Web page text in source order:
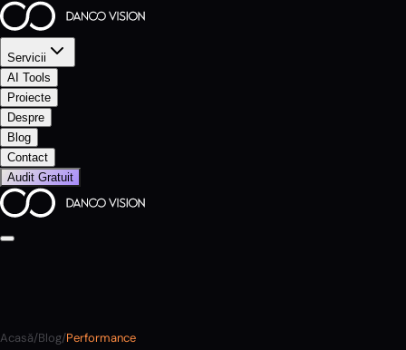
Servicii
AI Tools
Proiecte
Despre
Blog
Contact
Audit Gratuit
Acasă/Blog/Performance